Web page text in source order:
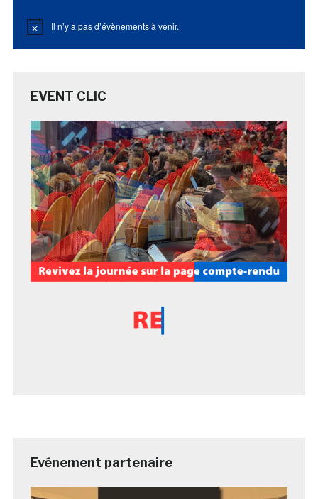
Notice Il n’y a pas d’évènements à venir.
EVENT CLIC
Evénement partenaire